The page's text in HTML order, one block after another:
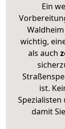
Ein
wichtig,
als auch
ist.
damit